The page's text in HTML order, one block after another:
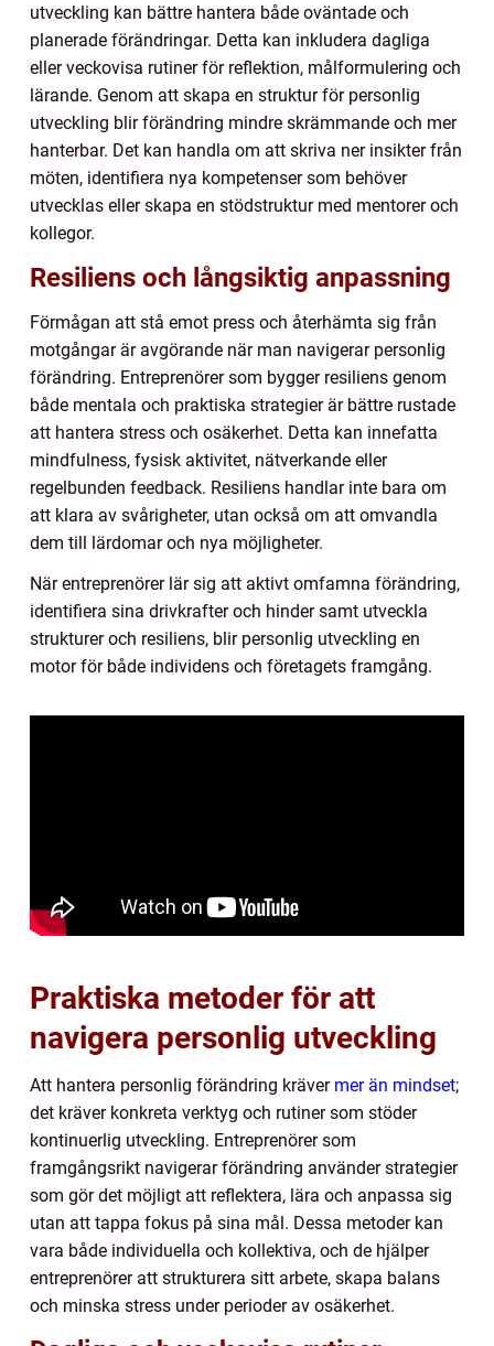
utveckling kan bättre hantera både oväntade och
planerade förändringar. Detta kan inkludera dagliga
eller veckovisa rutiner för reflektion, målformulering och
lärande. Genom att skapa en struktur för personlig
utveckling blir förändring mindre skrämmande och mer
hanterbar. Det kan handla om att skriva ner insikter från
möten, identifiera nya kompetenser som behöver
utvecklas eller skapa en stödstruktur med mentorer och
kollegor.
Resiliens och långsiktig anpassning
Förmågan att stå emot press och återhämta sig från
motgångar är avgörande när man navigerar personlig
förändring. Entreprenörer som bygger resiliens genom
både mentala och praktiska strategier är bättre rustade
att hantera stress och osäkerhet. Detta kan innefatta
mindfulness, fysisk aktivitet, nätverkande eller
regelbunden feedback. Resiliens handlar inte bara om
att klara av svårigheter, utan också om att omvandla
dem till lärdomar och nya möjligheter.
När entreprenörer lär sig att aktivt omfamna förändring,
identifiera sina drivkrafter och hinder samt utveckla
strukturer och resiliens, blir personlig utveckling en
motor för både individens och företagets framgång.
Praktiska metoder för att
navigera personlig utveckling
Att hantera personlig förändring kräver mer än mindset;
det kräver konkreta verktyg och rutiner som stöder
kontinuerlig utveckling. Entreprenörer som
framgångsrikt navigerar förändring använder strategier
som gör det möjligt att reflektera, lära och anpassa sig
utan att tappa fokus på sina mål. Dessa metoder kan
vara både individuella och kollektiva, och de hjälper
entreprenörer att strukturera sitt arbete, skapa balans
och minska stress under perioder av osäkerhet.